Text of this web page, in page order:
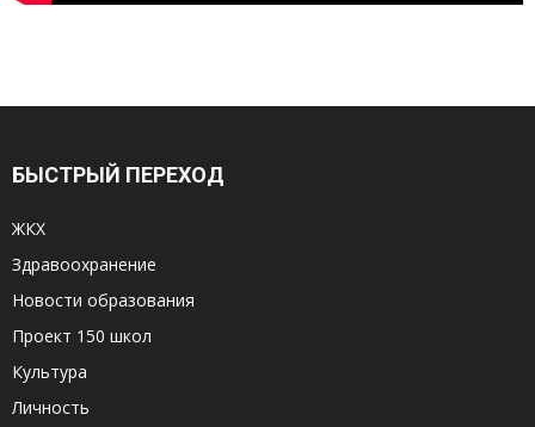
БЫСТРЫЙ ПЕРЕХОД
ЖКХ
Здравоохранение
Новости образования
Проект 150 школ
Культура
Личность